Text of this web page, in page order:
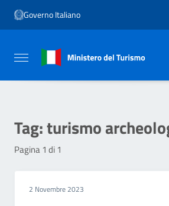
Vai al menu di navigazione
Vai al footer
Governo Italiano
Attiva / disattiva la navigazione
Tag:turismo
Pagina 1 di 1
2 Novembre 2023